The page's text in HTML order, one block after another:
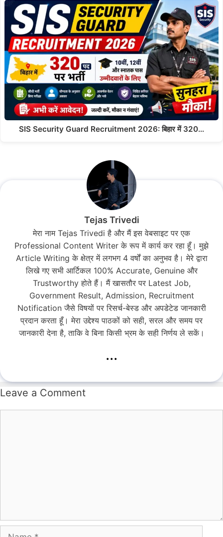
SIS Security Guard Recruitment 2026: बिहार में 320…
Tejas Trivedi
मेरा नाम Tejas Trivedi है और मैं इस वेबसाइट पर एक
Professional Content Writer के रूप में कार्य कर रहा हूँ। मुझे
Article Writing के क्षेत्र में लगभग 4 वर्षों का अनुभव है। मेरे द्वारा
लिखे गए सभी आर्टिकल 100% Accurate, Genuine और
Trustworthy होते हैं। मैं खासतौर पर Latest Job,
Government Result, Admission, Recruitment
Notification जैसे विषयों पर रिसर्च-बेस्ड और अपडेटेड जानकारी
प्रदान करता हूँ। मेरा उद्देश्य पाठकों को सही, सरल और समय पर
जानकारी देना है, ताकि वे बिना किसी भ्रम के सही निर्णय ले सकें।
...
Leave a Comment